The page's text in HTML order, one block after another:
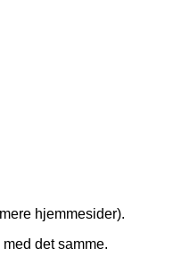
hjemmesider).
det samme.